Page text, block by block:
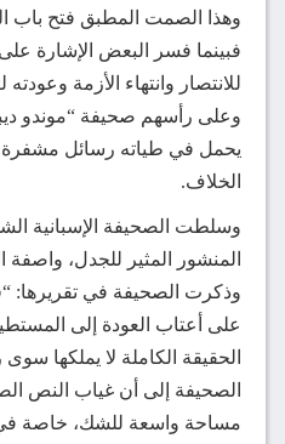
وهذا الصمت المطبق فتح باب
فبينما فسر البعض الإشارة على
للانتصار وانتهاء الأزمة
وعلى رأسهم صحيفة “موندو
يحمل في طياته رسائل مشفرة
الخلاف.
وسلطت الصحيفة الإسبانية
المنشور المثير للجدل، واصفة
وذكرت الصحيفة في تقريرها:
على أعتاب العودة إلى
الحقيقة الكاملة لا يملكها
الصحيفة إلى أن غياب النص
مساحة واسعة للشك، خاصة في